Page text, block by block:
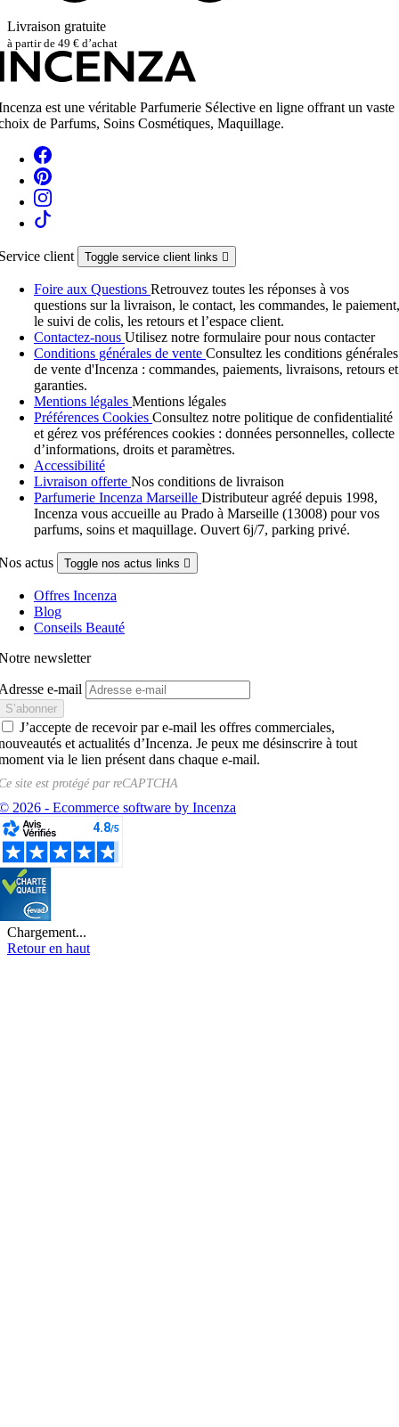
Livraison gratuite
à partir de 49 € d’achat
est une véritable Parfumerie Sélective en ligne offrant un vaste
de Parfums, Soins Cosmétiques, Maquillage.
client Toggle service client links 
Foire aux Questions Retrouvez toutes les réponses à vos
questions sur la livraison, le contact, les commandes, le paiement,
le suivi de colis, les retours et l’espace client.
Contactez-nous Utilisez notre formulaire pour nous contacter
Conditions générales de vente Consultez les conditions générales
de vente d'Incenza : commandes, paiements, livraisons, retours et
garanties.
Mentions légales Mentions légales
Préférences Cookies Consultez notre politique de confidentialité
et gérez vos préférences cookies : données personnelles, collecte
d’informations, droits et paramètres.
Accessibilité
Livraison offerte Nos conditions de livraison
Parfumerie Incenza Marseille Distributeur agréé depuis 1998,
Incenza vous accueille au Prado à Marseille (13008) pour vos
parfums, soins et maquillage. Ouvert 6j/7, parking privé.
actus Toggle nos actus links 
Offres Incenza
Blog
Conseils Beauté
newsletter
e-mail
J’accepte de recevoir par e-mail les offres commerciales,
et actualités d’Incenza. Je peux me désinscrire à tout
via le lien présent dans chaque e-mail.
site est protégé parreCAPTCHA
2026 - Ecommerce software by Incenza
Chargement...
Retour en haut